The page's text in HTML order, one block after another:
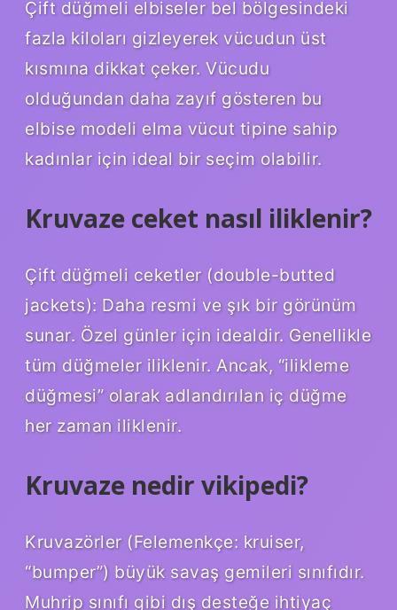
Çift düğmeli elbiseler bel bölgesindeki
fazla kiloları gizleyerek vücudun üst
kısmına dikkat çeker. Vücudu
olduğundan daha zayıf gösteren bu
elbise modeli elma vücut tipine sahip
kadınlar için ideal bir seçim olabilir.
Kruvaze ceket nasıl iliklenir?
Çift düğmeli ceketler (double-butted
jackets): Daha resmi ve şık bir görünüm
sunar. Özel günler için idealdir. Genellikle
tüm düğmeler iliklenir. Ancak, “ilikleme
düğmesi” olarak adlandırılan iç düğme
her zaman iliklenir.
Kruvaze nedir vikipedi?
Kruvazörler (Felemenkçe: kruiser,
“bumper”) büyük savaş gemileri sınıfıdır.
Muhrip sınıfı gibi dış desteğe ihtiyaç